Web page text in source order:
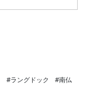
#ラングドック
#南仏